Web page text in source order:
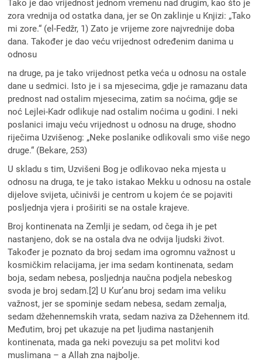
Tako je dao vrijednost jednom vremenu nad drugim, kao što je
zora vrednija od ostatka dana, jer se On zaklinje u Knjizi: „Tako
mi zore.“ (el-Fedžr, 1) Zato je vrijeme zore najvrednije doba
dana. Također je dao veću vrijednost određenim danima u
odnosu
na druge, pa je tako vrijednost petka veća u odnosu na ostale
dane u sedmici. Isto je i sa mjesecima, gdje je ramazanu data
prednost nad ostalim mjesecima, zatim sa noćima, gdje se
noć Lejlei-Kadr odlikuje nad ostalim noćima u godini. I neki
poslanici imaju veću vrijednost u odnosu na druge, shodno
riječima Uzvišenog: „Neke poslanike odlikovali smo više nego
druge.“ (Bekare, 253)
U skladu s tim, Uzvišeni Bog je odlikovao neka mjesta u
odnosu na druga, te je tako istakao Mekku u odnosu na ostale
dijelove svijeta, učinivši je centrom u kojem će se pojaviti
posljednja vjera i proširiti se na ostale krajeve.
Broj kontinenata na Zemlji je sedam, od čega ih je pet
nastanjeno, dok se na ostala dva ne odvija ljudski život.
Također je poznato da broj sedam ima ogromnu važnost u
kosmičkim relacijama, jer ima sedam kontinenata, sedam
boja, sedam nebesa, posljednja naučna podjela nebeskog
svoda je broj sedam.[2] U Kur’anu broj sedam ima veliku
važnost, jer se spominje sedam nebesa, sedam zemalja,
sedam džehennemskih vrata, sedam naziva za Džehennem itd.
Međutim, broj pet ukazuje na pet ljudima nastanjenih
kontinenata, mada ga neki povezuju sa pet molitvi kod
muslimana – a Allah zna najbolje.